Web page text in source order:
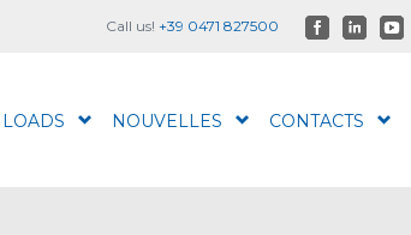
NOUVELLES CONTACTS
Call us! +39 0471 827500